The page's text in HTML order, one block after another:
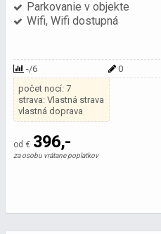
Parkovanie v objekte
Wifi, Wifi dostupná
-/6 0
počet nocí: 7
strava: Vlastná strava
vlastná doprava
od € 396,-
za osobu vrátane poplatkov